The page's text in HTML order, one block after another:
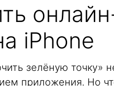
iPhone
зелёную точку»
приложения. Но